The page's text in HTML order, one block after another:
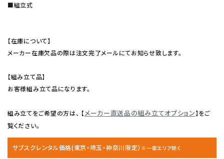
■組立式
【在庫について】
メーカー在庫欠品の際は注文完了メールにてお知らせ致します。
【組み立て品】
お客様組み立て品になります。
組み立てをご希望の方は、 【メーカー直送品の組み立てオプション】をご
覧ください。
サブスクレンタル価格(東京・埼玉・神奈川限定） ※一部エリア除く